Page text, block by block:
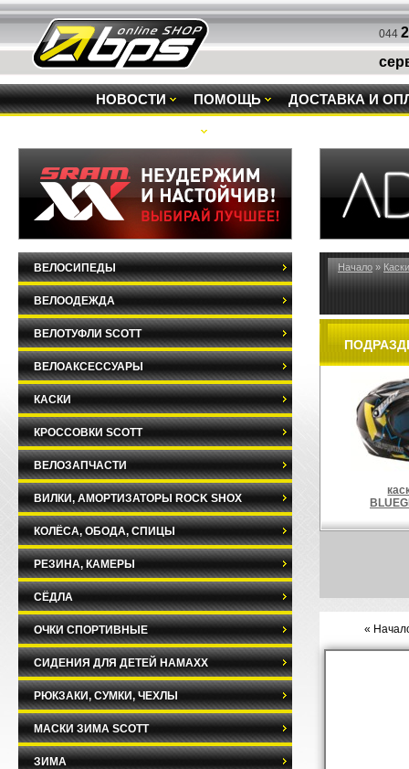
044
НОВОСТИ ПОМОЩЬ ДОСТАВКА И
Начало » Каски
«
ВЕЛОСИПЕДЫ
ВЕЛООДЕЖДА
ВЕЛОТУФЛИ SCOTT
ВЕЛОАКСЕССУАРЫ
КАСКИ
КРОССОВКИ SCOTT
ВЕЛОЗАПЧАСТИ
ВИЛКИ, АМОРТИЗАТОРЫ ROCK SHOX
КОЛЁСА, ОБОДА, СПИЦЫ
РЕЗИНА, КАМЕРЫ
СЁДЛА
ОЧКИ СПОРТИВНЫЕ
СИДЕНИЯ ДЛЯ ДЕТЕЙ HAMAXX
РЮКЗАКИ, СУМКИ, ЧЕХЛЫ
МАСКИ ЗИМА SCOTT
ЗИМА